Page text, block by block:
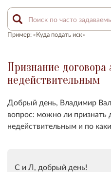
Пример: «Куда подать иск»
Признание договора
недействительным
Добрый день, Владимир
вопрос: можно ли признать
недействительным и по
С и Л, добрый день!